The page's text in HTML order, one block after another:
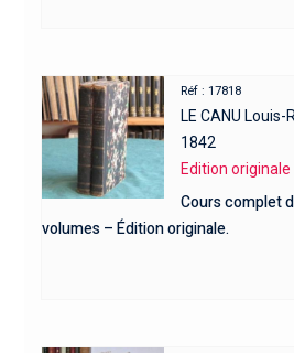
Réf : 17818
LE CANU Louis-
1842
Edition originale
Cours complet
volumes – Édition originale.